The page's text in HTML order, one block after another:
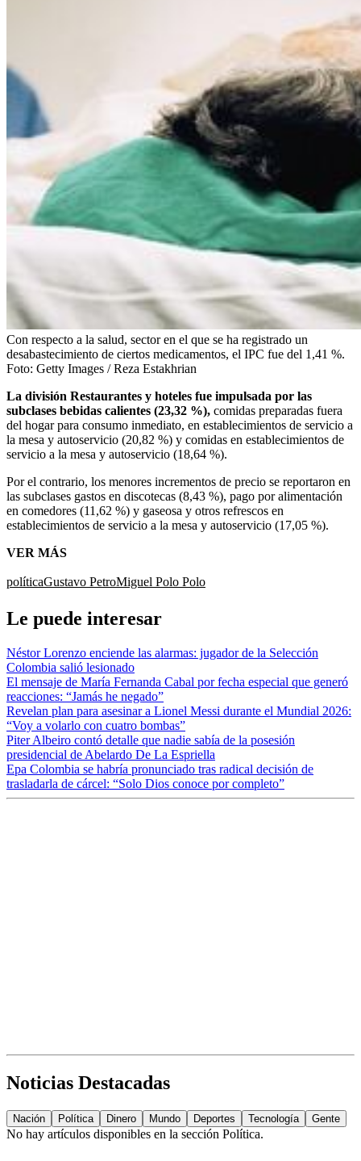
Con respecto a la salud, sector en el que se ha registrado un
desabastecimiento de ciertos medicamentos, el IPC fue del 1,41 %.
Foto: Getty Images / Reza Estakhrian
La división Restaurantes y hoteles fue impulsada por las
subclases bebidas calientes (23,32 %), comidas preparadas fuera
del hogar para consumo inmediato, en establecimientos de servicio a
la mesa y autoservicio (20,82 %) y comidas en establecimientos de
servicio a la mesa y autoservicio (18,64 %).
Por el contrario, los menores incrementos de precio se reportaron en
las subclases gastos en discotecas (8,43 %), pago por alimentación
en comedores (11,62 %) y gaseosa y otros refrescos en
establecimientos de servicio a la mesa y autoservicio (17,05 %).
VER MÁS
políticaGustavo PetroMiguel Polo Polo
Le puede interesar
Néstor Lorenzo enciende las alarmas: jugador de la Selección
Colombia salió lesionado
El mensaje de María Fernanda Cabal por fecha especial que generó
reacciones: “Jamás he negado”
Revelan plan para asesinar a Lionel Messi durante el Mundial 2026:
“Voy a volarlo con cuatro bombas”
Piter Albeiro contó detalle que nadie sabía de la posesión
presidencial de Abelardo De La Espriella
Epa Colombia se habría pronunciado tras radical decisión de
trasladarla de cárcel: “Solo Dios conoce por completo”
Noticias Destacadas
Nación Política Dinero Mundo Deportes Tecnología Gente
No hay artículos disponibles en la sección Política.